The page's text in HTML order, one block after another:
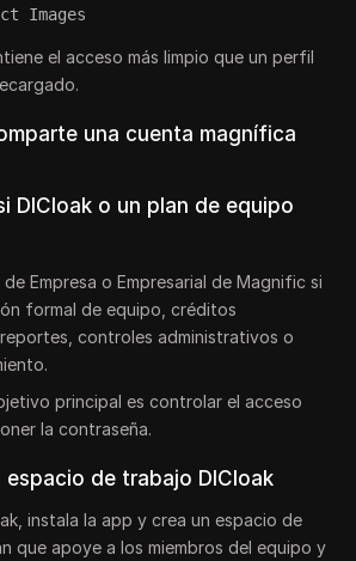
Images
el acceso más limpio que un perfil
una cuenta magnífica
DICloak o un plan de equipo
Empresa o Empresarial de Magnific si
formal de equipo, créditos
controles administrativos o
principal es controlar el acceso
la contraseña.
espacio de trabajo DICloak
instala la app y crea un espacio de
que apoye a los miembros del equipo y